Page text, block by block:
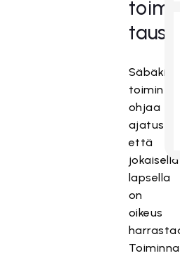
ohjaa
ajatus,
että
jokaisella
lapsella
on
oikeus